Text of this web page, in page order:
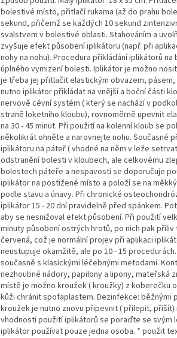
bolestivé místo, přitlačí rukama (až do prahu
sekund, přičemž se každých 10 sekund
svalstvem v bolestivé oblasti. Stahováním a
zvyšuje efekt působení iplikátoru (např. při
nohy na nohu). Procedura přikládání iplikátorů
úplného vymizení bolesti. Iplikátor je možno
je třeba jej přitlačit elastickým obvazem,
nutno iplikátor přikládat na vnější a boční části
nervově cévní systém ( který se nachází v
straně loketního kloubu), rovnoměrně upevnit
na 30 - 45 minut. Při použití na kolenní kloub se
několikrát ohněte a narovnejte nohu. Současné
iplikátoru na páteř ( vhodné na něm v leže
odstranění bolesti v kloubech, ale celkovému
bolestech páteře a nespavosti se doporučuje
iplikátor na postižené místo a položí se na
podle stavu a únavy. Při chronické
iplikátor 15 - 20 dní pravidelně před spánkem.
aby se nesnižoval efekt působení. Při použití
minuty působení ostrých hrotů, po nich pak
červená, což je normální projev při aplikaci
neustupuje okamžitě, ale po 10 - 15
současně s klasickými léčebnými metodami.
nezhoubné nádory, papilony a lipony, mateřská
místě je možno kroužek ( kroužky) z koberečku
kůži chránit spofaplastem. Dezinfekce: běžnými
kroužek je nutno znovu připevnit ( přilepit, přišít)
vhodnosti použití iplikátorů se poraďte se svým
iplikátor používat pouze jedna osoba. * použit